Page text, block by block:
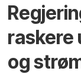
raskere
og